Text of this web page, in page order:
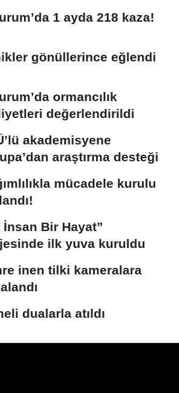
1 ayda 218 kaza!
gönüllerince eğlendi
ormancılık
değerlendirildi
akademisyene
araştırma desteği
mücadele kurulu
İnsan Bir Hayat”
ilk yuva kuruldu
inen tilki kameralara
dualarla atıldı